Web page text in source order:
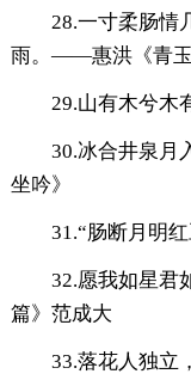
28.一寸柔肠情
雨。——惠洪《青玉
29.山有木兮木
30.冰合井泉
坐吟》
31.“肠断月明
32.愿我如星
篇》范成大
33.落花人独立